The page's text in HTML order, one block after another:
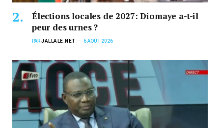
Élections locales de 2027: Diomaye a-t-il
peur des urnes ?
PARJALLALE.NET 6 AOÛT 2026